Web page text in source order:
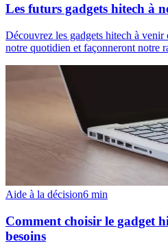
Les futurs gadgets hitech à
Découvrez les gadgets hitech à
notre quotidien et façonneront notre
Aide à la décision6 min
Comment choisir le gadget
besoins